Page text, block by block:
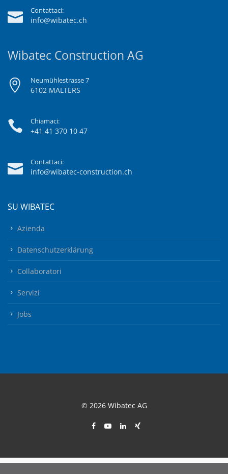
Contattaci:
info@wibatec.ch
Wibatec Construction AG
Neumühlestrasse 7
6102 MALTERS
Chiamaci:
+41 41 370 10 47
Contattaci:
info@wibatec-construction.ch
SU WIBATEC
Azienda
Datenschutzerklärung
Collaboratori
Servizi
Jobs
© 2026 Wibatec AG